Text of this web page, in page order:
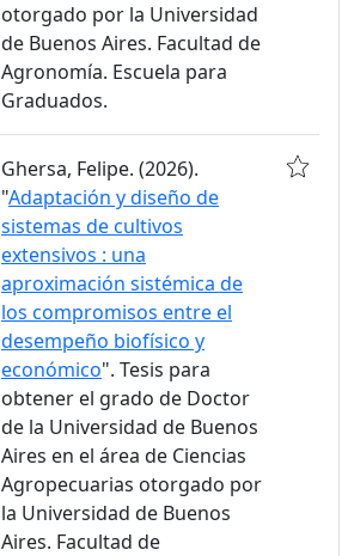
otorgado por la Universidad
de Buenos Aires. Facultad de
Agronomía. Escuela para
Graduados.
Ghersa, Felipe. (2026).
"Adaptación y diseño de
sistemas de cultivos
extensivos : una
aproximación sistémica de
los compromisos entre el
desempeño biofísico y
económico". Tesis para
obtener el grado de Doctor
de la Universidad de Buenos
Aires en el área de Ciencias
Agropecuarias otorgado por
la Universidad de Buenos
Aires. Facultad de